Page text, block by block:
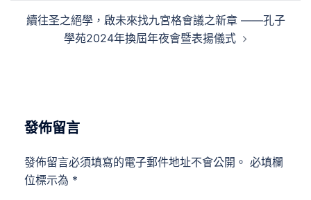
續往圣之絕學，啟未來找九宮格會議之新章 ——孔子
學苑2024年換屆年夜會暨表揚儀式
發佈留言
發佈留言必須填寫的電子郵件地址不會公開。 必填欄
位標示為 *